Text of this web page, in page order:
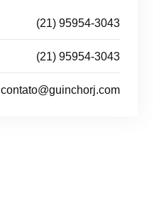
(21) 95954-3043
(21) 95954-3043
contato@guinchorj.com